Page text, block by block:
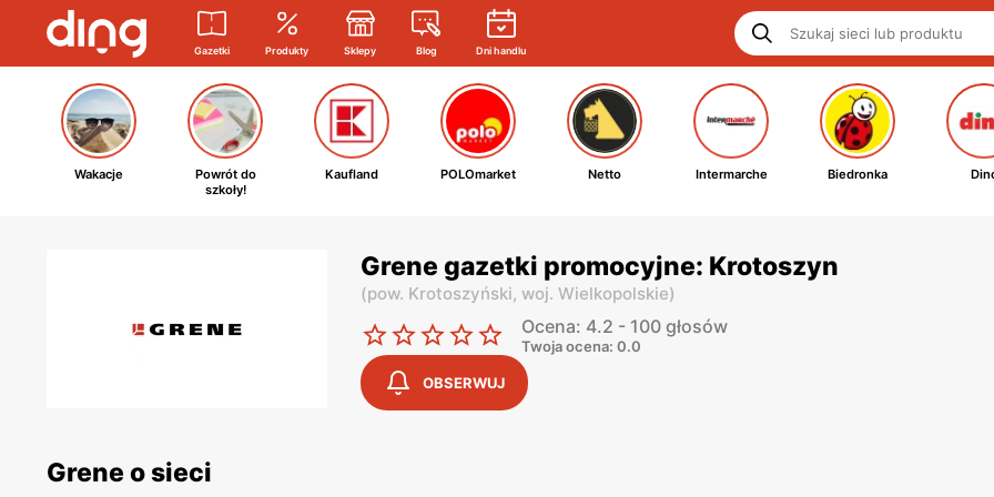
Gazetki Produkty Sklepy Blog Dni handlu
Wakacje
Powrót do
szkoły!
Kaufland POLOmarket Netto Intermarche Biedronka
Grene gazetki promocyjne: Krotoszyn
(pow. Krotoszyński, woj. Wielkopolskie)
Ocena: 4.2 - 100 głosów
Twoja ocena: 0.0
OBSERWUJ
Grene o sieci